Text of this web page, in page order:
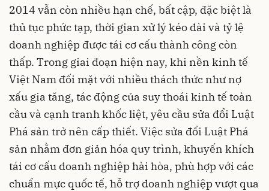
2014 vẫn còn nhiều hạn chế, bất cập, đặc biệt là
thủ tục phức tạp, thời gian xử lý kéo dài và tỷ lệ
doanh nghiệp được tái cơ cấu thành công còn
thấp. Trong giai đoạn hiện nay, khi nền kinh tế
Việt Nam đối mặt với nhiều thách thức như nợ
xấu gia tăng, tác động của suy thoái kinh tế toàn
cầu và cạnh tranh khốc liệt, yêu cầu sửa đổi Luật
Phá sản trở nên cấp thiết. Việc sửa đổi Luật Phá
sản nhằm đơn giản hóa quy trình, khuyến khích
tái cơ cấu doanh nghiệp hài hòa, phù hợp với các
chuẩn mực quốc tế, hỗ trợ doanh nghiệp vượt qua